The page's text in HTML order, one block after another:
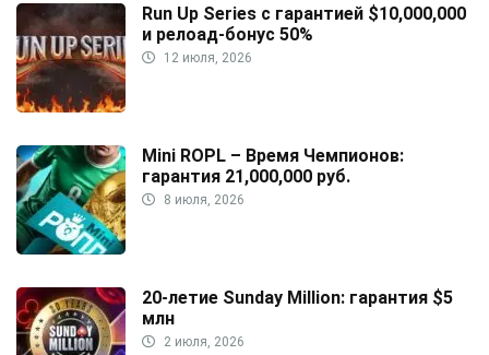
Run Up Series с гарантией $10,000,000
и релоад-бонус 50%
12 июля, 2026
Mini ROPL – Время Чемпионов:
гарантия 21,000,000 руб.
8 июля, 2026
20-летие Sunday Million: гарантия $5
млн
2 июля, 2026